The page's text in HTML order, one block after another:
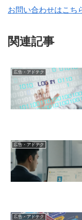
お問い合わせはこち
関連記事
広告・アドテク
広告・アドテク
広告・アドテク